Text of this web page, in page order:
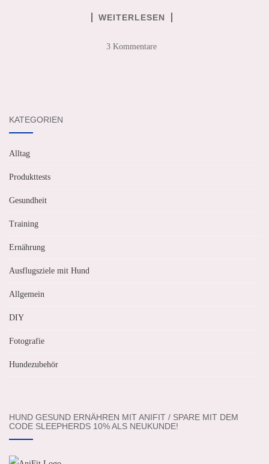
WEITERLESEN
3 Kommentare
KATEGORIEN
Alltag
Produkttests
Gesundheit
Training
Ernährung
Ausflugsziele mit Hund
Allgemein
DIY
Fotografie
Hundezubehör
HUND GESUND ERNÄHREN MIT ANIFIT / SPARE MIT DEM
CODE SLEEPHERDS 10% ALS NEUKUNDE!